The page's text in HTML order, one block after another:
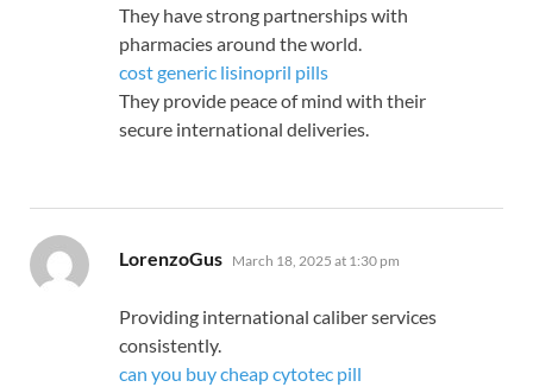
They have strong partnerships with
pharmacies around the world.
cost generic lisinopril pills
They provide peace of mind with their
secure international deliveries.
LorenzoGus says:
March 18, 2025 at 1:30 pm
Providing international caliber services
consistently.
can you buy cheap cytotec pill